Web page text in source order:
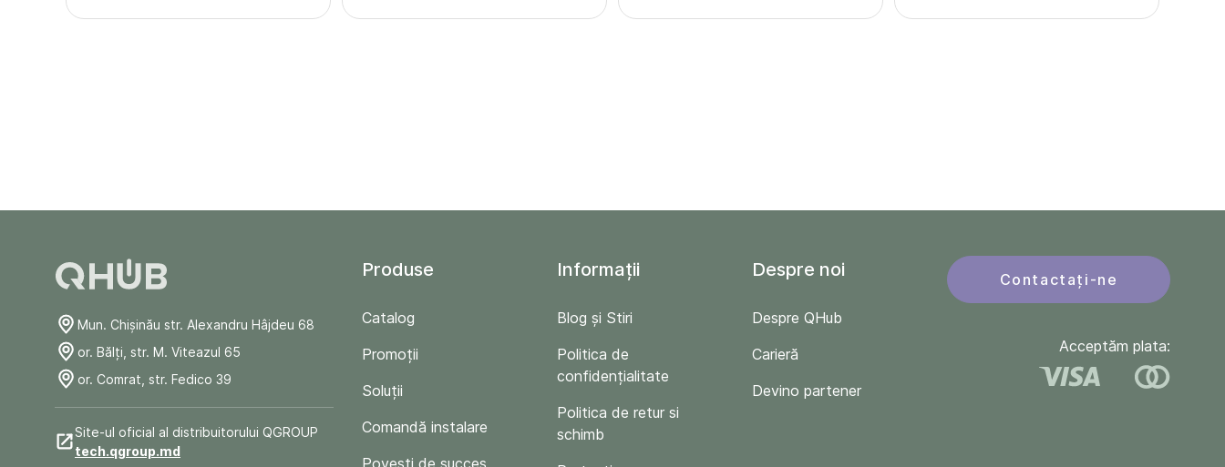
Mun. Chişinău str. Alexandru Hâjdeu 68
or. Bălți, str. M. Viteazul 65
or. Comrat, str. Fedico 39
Site-ul oficial al distribuitorului QGROUP
tech.qgroup.md
Produse
Catalog
Promoții
Soluții
Comandă instalare
Povești de succes
Informații
Blog și Stiri
Politica de
confidențialitate
Politica de retur si
schimb
Despre noi
Despre QHub
Carieră
Devino partener
Contactați-ne
Acceptăm plata: